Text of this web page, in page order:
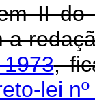
II
a
,
lei